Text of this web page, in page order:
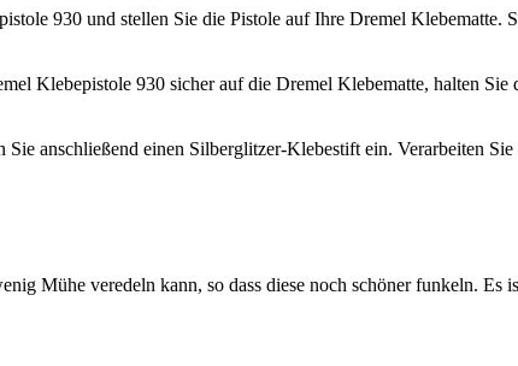
930 und stellen Sie die Pistole auf Ihre Dremel Klebematte.
Klebepistole 930 sicher auf die Dremel Klebematte, halten
anschließend einen Silberglitzer-Klebestift ein. Verarbeiten
Mühe veredeln kann, so dass diese noch schöner funkeln. Es